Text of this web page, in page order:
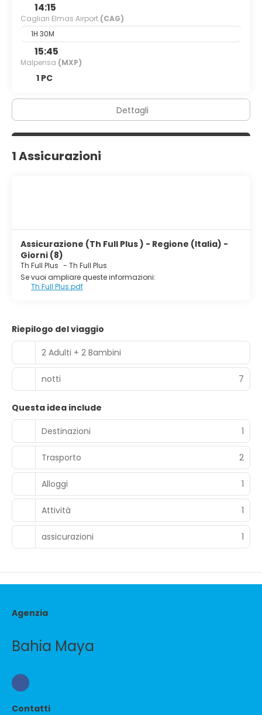
14:15
Cagliari Elmas Airport (CAG)
1H 30M
15:45
Malpensa (MXP)
1 PC
Dettagli
1 Assicurazioni
Assicurazione (Th Full Plus ) - Regione (Italia) -
Giorni (8)
Th Full Plus - Th Full Plus
Se vuoi ampliare queste informazioni:
Th Full Plus.pdf
Riepilogo del viaggio
2 Adulti + 2 Bambini
notti 7
Questa idea include
Destinazioni
1
Trasporto 2
Alloggi 1
Attività 1
assicurazioni 1
Agenzia
Bahia Maya
Contatti